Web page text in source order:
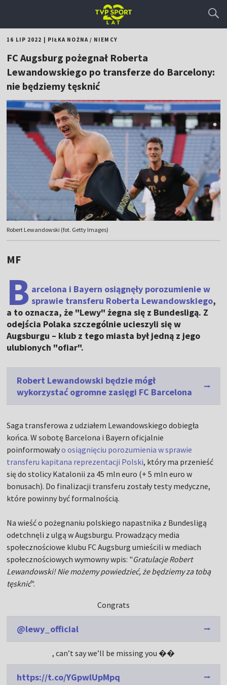
16 LIP 2022 PIŁKA NOŻNA/ NIEMCY
FC Augsburg pożegnał Roberta
Lewandowskiego po transferze do Barcelony:
nie będziemy tęsknić
Robert Lewandowski (fot. Getty Images)
MF
B arcelona i Bayern osiągnęły porozumienie w
sprawie transferu Roberta Lewandowskiego,
a to oznacza, że "Lewy" żegna się z Bundesligą. Z
odejścia Polaka szczególnie ucieszyli się w
Augsburgu – klub z tego miasta był jedną z jego
ulubionych "ofiar".
Robert Lewandowski będzie mógł
wykorzystać ogromne zasięgi FC Barcelona
Saga transferowa z udziałem Lewandowskiego dobiegła
końca. W sobotę Barcelona i Bayern oficjalnie
poinformowałyo osiągnięciu porozumienia w sprawie
transferu kapitana reprezentacji Polski, który ma przenieść
się do stolicy Katalonii za 45 mln euro (+ 5 mln euro w
bonusach). Do finalizacji transferu zostały testy medyczne,
które powinny być formalnością.
Na wieść o pożegnaniu polskiego napastnika z Bundesligą
odetchnęli z ulgą w Augsburgu. Prowadzący media
społecznościowe klubu FC Augsburg umieścili w mediach
społecznościowych wymowny wpis: "Gratulacje Robert
Lewandowski! Nie możemy powiedzieć, że będziemy za tobą
tęsknić".
Congrats
@lewy_official
, can’t say we’ll be missing you ��
https://t.co/YGpwlUpMpq